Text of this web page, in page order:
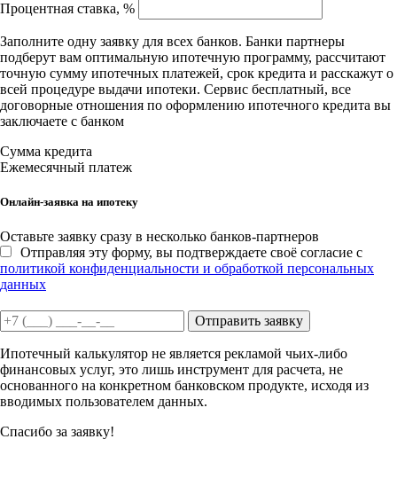
Процентная ставка, %
Заполните одну заявку для всех банков. Банки партнеры
подберут вам оптимальную ипотечную программу, рассчитают
точную сумму ипотечных платежей, срок кредита и расскажут о
всей процедуре выдачи ипотеки. Сервис бесплатный, все
договорные отношения по оформлению ипотечного кредита вы
заключаете с банком
Сумма кредита
Ежемесячный платеж
Онлайн-заявка на ипотеку
Оставьте заявку сразу в несколько банков-партнеров
Отправляя эту форму, вы подтверждаете своё согласие с
политикой конфиденциальности и обработкой персональных
данных
Отправить заявку
Ипотечный калькулятор не является рекламой чьих-либо
финансовых услуг, это лишь инструмент для расчета, не
основанного на конкретном банковском продукте, исходя из
вводимых пользователем данных.
Спасибо за заявку!